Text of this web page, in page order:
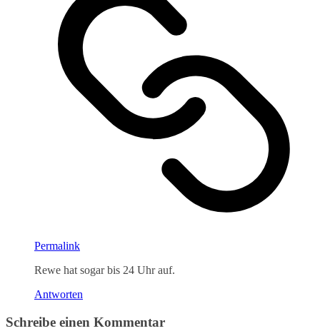
Permalink
Rewe hat sogar bis 24 Uhr auf.
Antworten
Schreibe einen Kommentar